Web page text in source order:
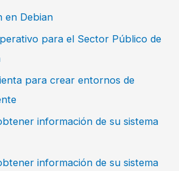
en Debian
para el Sector Público de
para crear entornos de
información de su sistema
información de su sistema